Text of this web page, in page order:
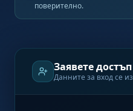
поверително.
Заявете
Данните за вход се